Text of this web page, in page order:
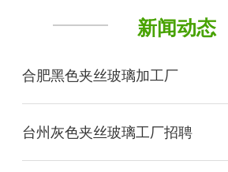
新闻动态
合肥黑色夹丝玻璃加工厂
台州灰色夹丝玻璃工厂招聘